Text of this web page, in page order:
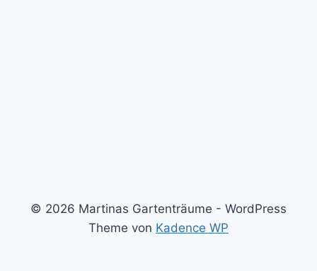
© 2026 Martinas Gartenträume - WordPress
Theme von Kadence WP